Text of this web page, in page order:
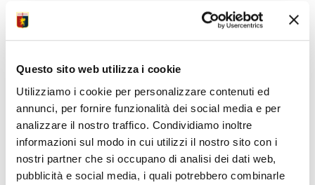
Questo sito web utilizza i cookie
Utilizziamo i cookie per personalizzare contenuti ed
annunci, per fornire funzionalità dei social media e per
analizzare il nostro traffico. Condividiamo inoltre
informazioni sul modo in cui utilizzi il nostro sito con i
nostri partner che si occupano di analisi dei dati web,
pubblicità e social media, i quali potrebbero combinarle
• Iniziata la preparazione per partita con il Milan
• In progresso condizioni Cornet, Ekuban e Onana
• Patrick Vieira agli albori carriera nel Milan 1995/96
• Bani e Vasquez in visita Euroflora tra entusiasmo
fans
• Delegazione rb anche allo stand del partner Helan
• Domenica Women sfidano H.Verona ad Arenzano
• Sostegno tifosi fondamentale per inseguire il sogno
• Gara allo stadio Gambino con inizio fissato alle 15